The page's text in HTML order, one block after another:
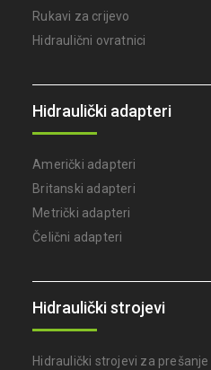
Rukavi za crijevo
Hidraulični ovratnici
Hidraulički adapteri
Američki adapteri
Britanski adapteri
Metrički adapteri
Čelični adapteri
Hidraulički strojevi
Hidraulički strojevi za prešanje